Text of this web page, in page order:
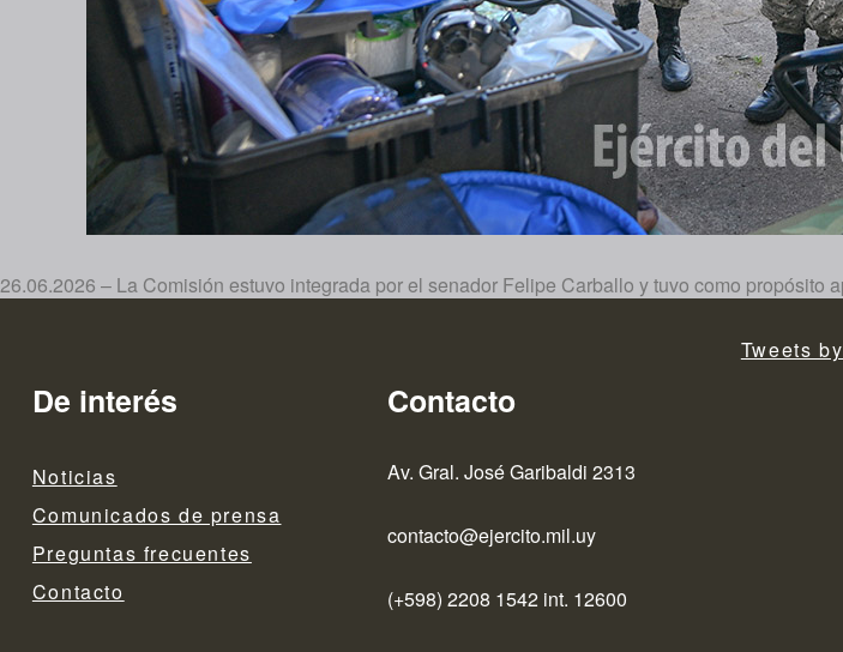
26.06.2026 – La Comisión estuvo integrada por el senador Felipe Carballo y tuvo como
De interés
Noticias
Comunicados de prensa
Preguntas frecuentes
Contacto
Contacto
Av. Gral. José Garibaldi 2313
contacto@ejercito.mil.uy
(+598) 2208 1542 int. 12600
Tweets